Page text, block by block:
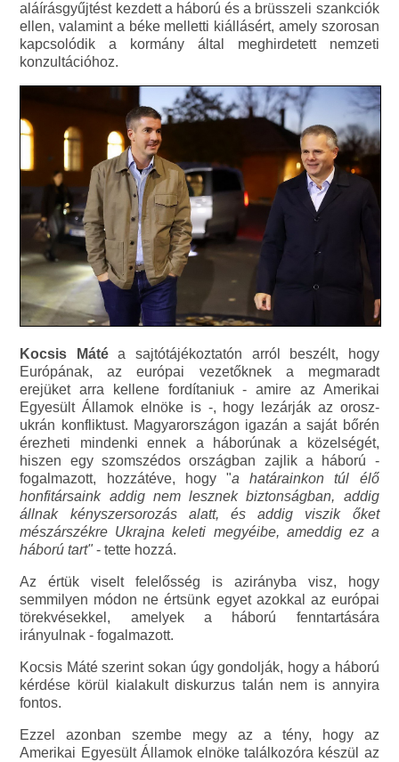
aláírásgyűjtést kezdett a háború és a brüsszeli szankciók
ellen, valamint a béke melletti kiállásért, amely szorosan
kapcsolódik a kormány által meghirdetett nemzeti
konzultációhoz.
Kocsis Mátéa sajtótájékoztatón arról beszélt, hogy
Európának, az európai vezetőknek a megmaradt
erejüket arra kellene fordítaniuk - amire az Amerikai
Egyesült Államok elnöke is -, hogy lezárják az orosz-
ukrán konfliktust. Magyarországon igazán a saját bőrén
érezheti mindenki ennek a háborúnak a közelségét,
hiszen egy szomszédos országban zajlik a háború -
fogalmazott, hozzátéve, hogy "a határainkon túl élő
honfitársaink addig nem lesznek biztonságban, addig
állnak kényszersorozás alatt, és addig viszik őket
mészárszékre Ukrajna keleti megyéibe, ameddig ez a
háború tart"- tette hozzá.
Az értük viselt felelősség is azirányba visz, hogy
semmilyen módon ne értsünk egyet azokkal az európai
törekvésekkel, amelyek a háború fenntartására
irányulnak - fogalmazott.
Kocsis Máté szerint sokan úgy gondolják, hogy a háború
kérdése körül kialakult diskurzus talán nem is annyira
fontos.
Ezzel azonban szembe megy az a tény, hogy az
Amerikai Egyesült Államok elnöke találkozóra készül az